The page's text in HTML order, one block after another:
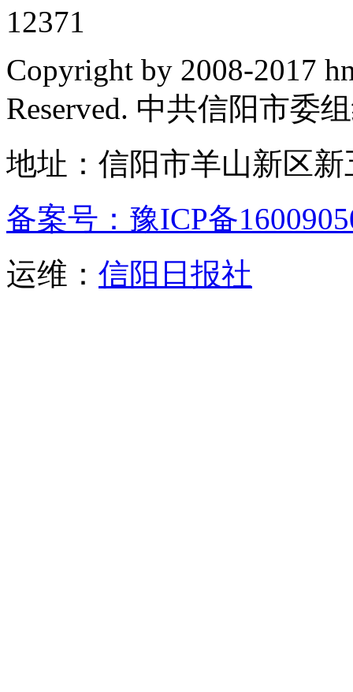
12371
Copyright by 2008-2017
Reserved. 中共信阳市委
地址：信阳市羊山新区
备案号：豫ICP备
运维： 信阳日报社